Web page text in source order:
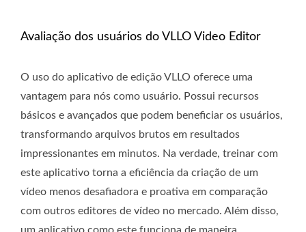
Avaliação dos usuários do VLLO Video Editor
O uso do aplicativo de edição VLLO oferece uma
vantagem para nós como usuário. Possui recursos
básicos e avançados que podem beneficiar os usuários,
transformando arquivos brutos em resultados
impressionantes em minutos. Na verdade, treinar com
este aplicativo torna a eficiência da criação de um
vídeo menos desafiadora e proativa em comparação
com outros editores de vídeo no mercado. Além disso,